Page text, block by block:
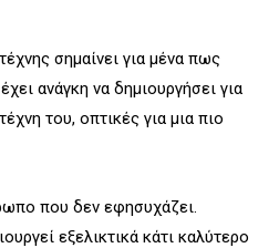
σημαίνει για μένα πως
ανάγκη να δημιουργήσει για
του, οπτικές για μια πιο
που δεν εφησυχάζει.
εξελικτικά κάτι καλύτερο